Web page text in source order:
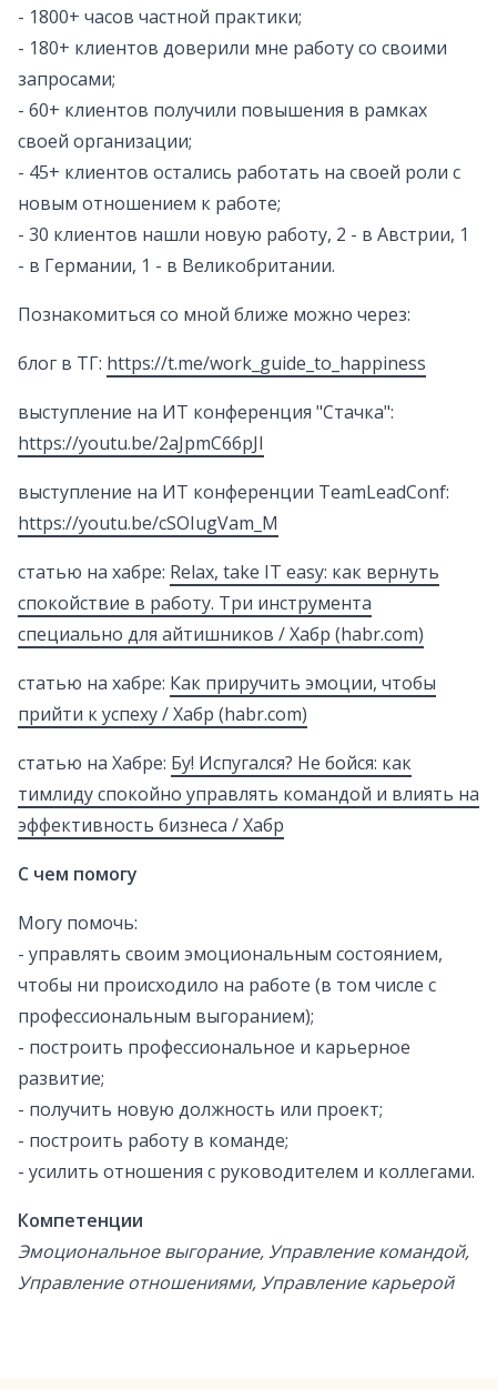
- 1800+ часов частной практики;
- 180+ клиентов доверили мне работу со своими
запросами;
- 60+ клиентов получили повышения в рамках
своей организации;
- 45+ клиентов остались работать на своей роли с
новым отношением к работе;
- 30 клиентов нашли новую работу, 2 - в Австрии, 1
- в Германии, 1 - в Великобритании.
Познакомиться со мной ближе можно через:
блог в ТГ: https://t.me/work_guide_to_happiness
выступление на ИТ конференция "Стачка":
https://youtu.be/2aJpmC66pJI
выступление на ИТ конференции TeamLeadConf:
https://youtu.be/cSOIugVam_M
статью на хабре: Relax, take IT easy: как вернуть
спокойствие в работу. Три инструмента
специально для айтишников / Хабр (habr.com)
статью на хабре: Как приручить эмоции, чтобы
прийти к успеху / Хабр (habr.com)
статью на Хабре: Бу! Испугался? Не бойся: как
тимлиду спокойно управлять командой и влиять на
эффективность бизнеса / Хабр
С чем помогу
Могу помочь:
- управлять своим эмоциональным состоянием,
чтобы ни происходило на работе (в том числе с
профессиональным выгоранием);
- построить профессиональное и карьерное
развитие;
- получить новую должность или проект;
- построить работу в команде;
- усилить отношения с руководителем и коллегами.
Компетенции
Эмоциональное выгорание, Управление командой,
Управление отношениями, Управление карьерой